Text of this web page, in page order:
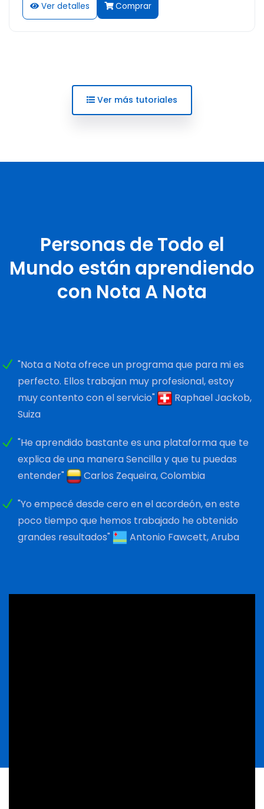
Ver detalles Comprar
Ver más tutoriales
Personas de Todo el
Mundo están aprendiendo
con Nota A Nota
"Nota a Nota ofrece un programa que para mi es
perfecto. Ellos trabajan muy profesional, estoy
muy contento con el servicio"
Raphael Jackob,
Suiza
"He aprendido bastante es una plataforma que te
explica de una manera Sencilla y que tu puedas
entender"
Carlos Zequeira, Colombia
"Yo empecé desde cero en el acordeón, en este
poco tiempo que hemos trabajado he obtenido
grandes resultados"
Antonio Fawcett, Aruba